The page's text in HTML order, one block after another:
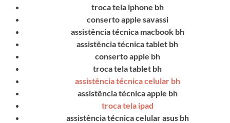
troca tela iphone bh
conserto apple savassi
assistência técnica macbook bh
assistência técnica tablet bh
conserto apple bh
troca tela tablet bh
assistência técnica celular bh
assistência técnica apple bh
troca tela ipad
assistência técnica celular asus bh